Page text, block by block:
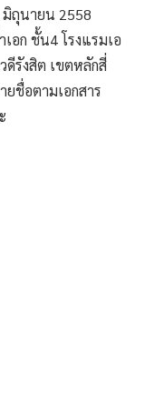
ถุนายน 2558
อก ชั้น4 โรงแรมเอ
ดีรังสิต เขตหลักสี่
ยชื่อตามเอกสาร